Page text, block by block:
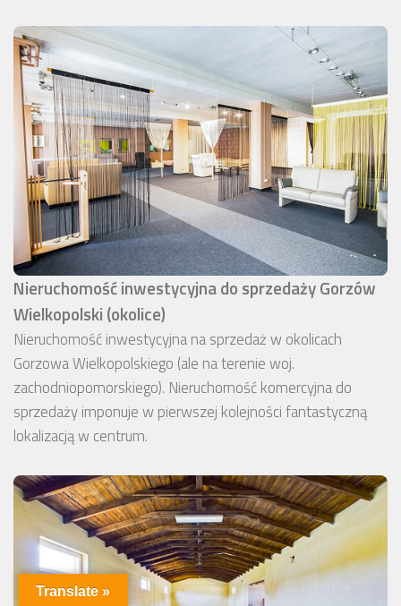
Nieruchomość inwestycyjna do sprzedaży Gorzów
Wielkopolski (okolice)
Nieruchomość inwestycyjna na sprzedaż w okolicach
Gorzowa Wielkopolskiego (ale na terenie woj.
zachodniopomorskiego). Nieruchomość komercyjna do
sprzedaży imponuje w pierwszej kolejności fantastyczną
lokalizacją w centrum.
Translate »